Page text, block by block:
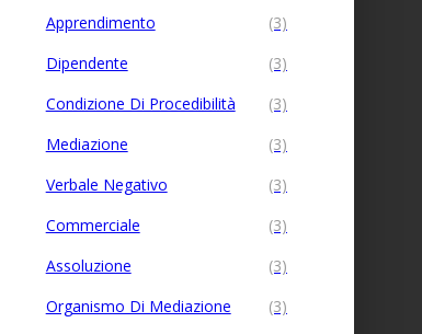
Apprendimento
(3)
Dipendente
(3)
Condizione Di Procedibilità
(3)
Mediazione
(3)
Verbale Negativo
(3)
Commerciale
(3)
Assoluzione
(3)
Organismo Di Mediazione
(3)